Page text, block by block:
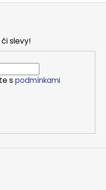
slevy!
s podmínkami